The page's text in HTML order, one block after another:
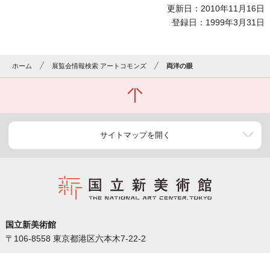
更新日：2010年11月16日
登録日：1999年3月31日
ホーム 展覧会情報検索 アートコモンズ 両洋の眼
サイトマップを開く
国立新美術館
〒106-8558 東京都港区六本木7-22-2